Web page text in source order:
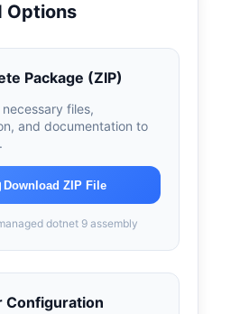
Options
Package (ZIP)
files,
and documentation to
Download ZIP File
dotnet 9 assembly
Configuration